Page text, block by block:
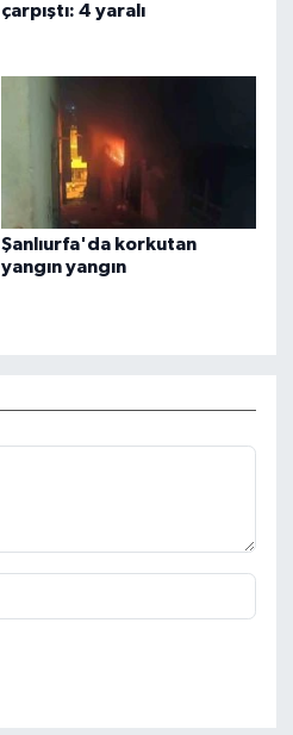
çarpıştı: 4 yaralı
Şanlıurfa'da korkutan
yangın yangın